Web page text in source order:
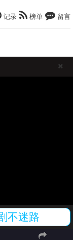
记录 榜单 留言
不迷路